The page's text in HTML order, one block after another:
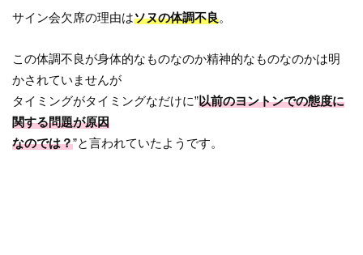
サイン会欠席の理由はソヌの体調不良。
この体調不良が身体的なものなのか精神的なものなのかは明
かされていませんが
タイミングがタイミングなだけに”以前のヨントンでの態度に
関する問題が原因
なのでは？”と言われていたようです。